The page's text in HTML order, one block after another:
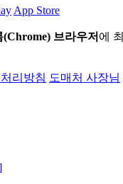
App Store
(Chrome) 브라우저 에
리방침 도매처 사장님